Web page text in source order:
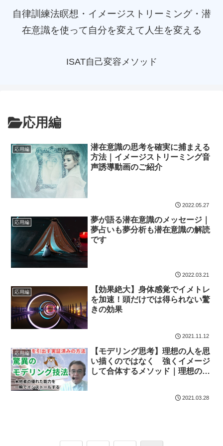
自律訓練法瞑想・イメージストリーミング・潜
在意識を使って自分を変えて人生を変える
ISAT自己変容メソッド
応用編
応用編
潜在意識の思考を確実に捕まえる
方法｜イメージストリーミング音
声誘導動画のご紹介
2022.05.27
応用編
夢が語る潜在意識のメッセージ｜
夢占いも夢分析も潜在意識の解読
です
2022.03.21
応用編
【効果絶大】身体感覚でイメトレ
を加速！頭だけでは得られない驚
きの効果
2021.11.12
応用編
【モデリング思考】理想の人を思
い描くのではなく 強くイメージ
して合体するメソッド｜理想の人
2021.03.28